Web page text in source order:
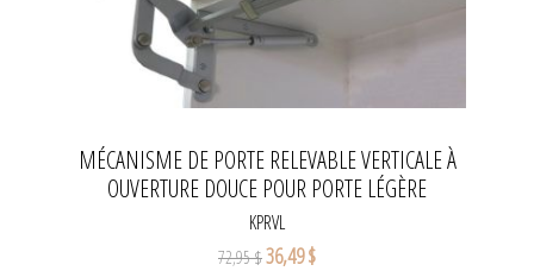
MÉCANISME DE PORTE RELEVABLE VERTICALE À
OUVERTURE DOUCE POUR PORTE LÉGÈRE
KPRVL
72,95 $36,49 $